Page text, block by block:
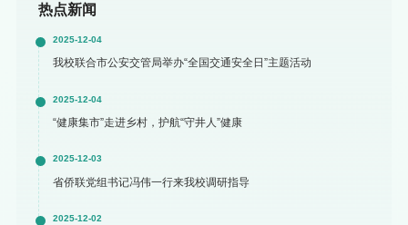
热点新闻
2025-12-04
我校联合市公安交管局举办“全国交通安全日”主题活动
2025-12-04
“健康集市”走进乡村，护航“守井人”健康
2025-12-03
省侨联党组书记冯伟一行来我校调研指导
2025-12-02